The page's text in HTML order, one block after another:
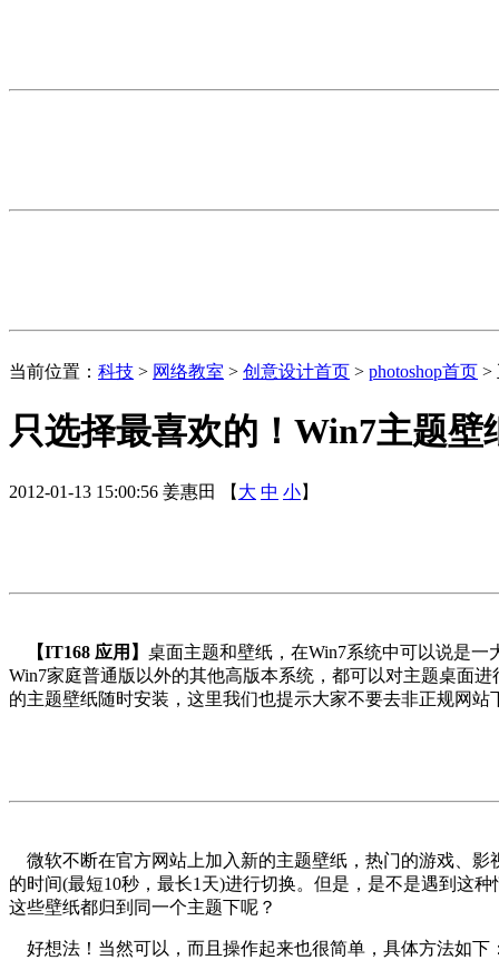
当前位置： 科技 > 网络教室 > 创意设计首页 > photoshop首页 >
只选择最喜欢的！Win7主题壁
2012-01-13 15:00:56 姜惠田 【 大 中 小】
【IT168 应用】 桌面主题和壁纸，在Win7系统中可以说是
Win7家庭普通版以外的其他高版本系统，都可以对主题桌面
的主题壁纸随时安装，这里我们也提示大家不要去非正规网
微软不断在官方网站上加入新的主题壁纸，热门的游戏、影
的时间(最短10秒，最长1天)进行切换。但是，是不是遇到这
这些壁纸都归到同一个主题下呢？
好想法！当然可以，而且操作起来也很简单，具体方法如下